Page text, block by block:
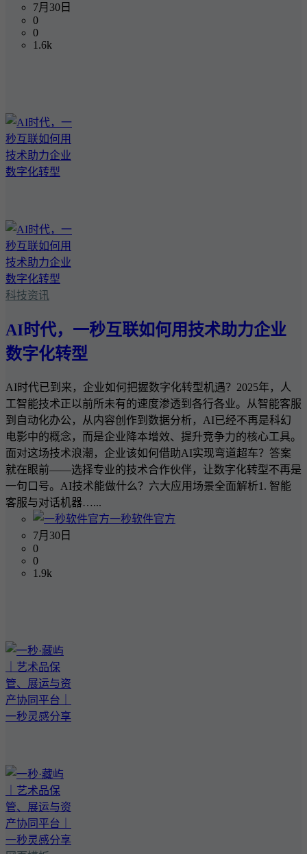
7月30日
0
0
1.6k
科技资讯
AI时代，一秒互联如何用技术助力企业
数字化转型
AI时代已到来，企业如何把握数字化转型机遇？2025年，人
工智能技术正以前所未有的速度渗透到各行各业。从智能客服
到自动化办公，从内容创作到数据分析，AI已经不再是科幻
电影中的概念，而是企业降本增效、提升竞争力的核心工具。
面对这场技术浪潮，企业该如何借助AI实现弯道超车？答案
就在眼前——选择专业的技术合作伙伴，让数字化转型不再是
一句口号。AI技术能做什么？六大应用场景全面解析1. 智能
客服与对话机器…...
一秒软件官方
7月30日
0
0
1.9k